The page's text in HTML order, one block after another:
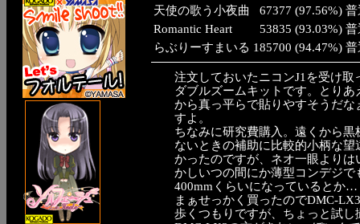
天使の歌う小夜曲
67377 (97.56%) 普
Romantic Heart
53835 (93.03%) 普
らぶりーすまいる 185700 (94.47%) 普
注文しておいたニコンJ1を受け取
ダブルズームキットです。とり
から真っ平らで貼りやすそうだな
すよ。
ちなみに研究費購入。遠くから
ないときの補助に比較的小柄な
かったのですが、ネオ一眼よりは
かしいつの間にか薄型コンデジで
400mmくらいになっているとか…
まぁせっかく買ったのでDMC-
歩くつもりですが、ちょっと試し